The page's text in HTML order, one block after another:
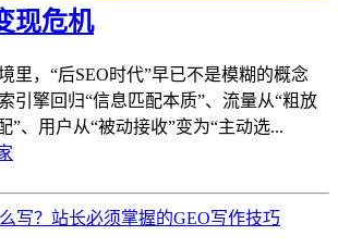
现危机
里，“后SEO时代”早已不是模糊的概念
擎回归“信息匹配本质”、流量从“粗放
”、用户从“被动接收”变为“主动选...